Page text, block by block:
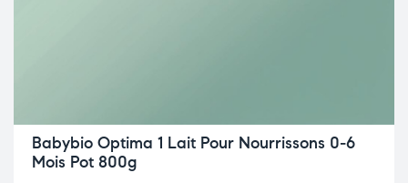
Babybio Optima 1 Lait Pour Nourrissons 0-6
Mois Pot 800g